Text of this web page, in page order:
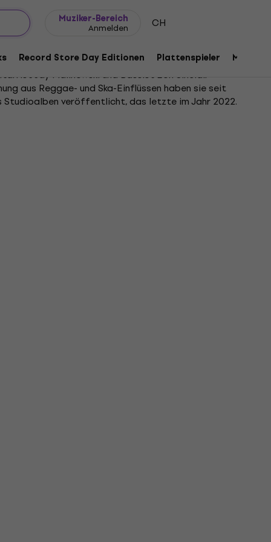
Muziker-Bereich
Anmelden CH
Record Store Day Editionen Plattenspieler Musik
Jay Malinowski und Bassist Eon Sinclair
aus Reggae- und Ska-Einflüssen haben sie seit
Studioalben veröffentlicht, das letzte im Jahr 2022.